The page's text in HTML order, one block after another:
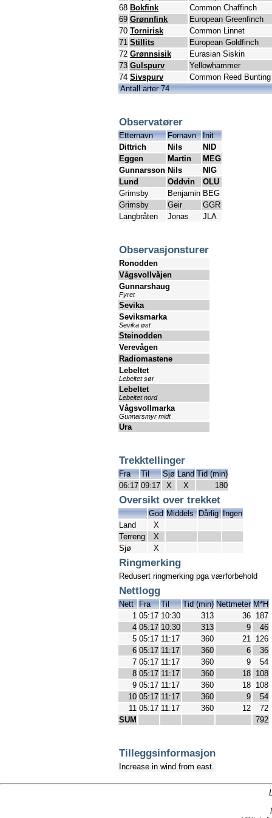
68 Bokfink
Common Chaffinch
69 Grønnfink
European Greenfinch
70 Tornirisk
Common Linnet
71 Stillits
European Goldfinch
72 Grønnsisik
Eurasian Siskin
73 Gulspurv
Yellowhammer
74 Sivspurv
Common Reed Bunting
Antall arter 74
Observatører
Etternavn Fornavn
Init
Dittrich
Nils
NID
Eggen
Martin
MEG
Gunnarsson Nils
NIG
Lund
Oddvin
OLU
Grimsby
Benjamin BEG
Grimsby
Geir
GGR
Langbråten
Jonas JLA
Observasjonsturer
Ronodden
Vågsvollvåjen
Gunnarshaug
Fyret
Sevika
Seviksmarka
Sevika øst
Steinodden
Verevågen
Radiomastene
Lebeltet
Lebeltet sør
Lebeltet
Lebeltet nord
Vågsvollmarka
Gunnarsmyr midt
Ura
Trekktellinger
Fra Til Sjø Land Tid (min)
06:17 09:17 X X 180
Oversikt over trekket
God Middels Dårlig Ingen
Land
X
Terreng
X
Sjø
X
Ringmerking
Redusert ringmerking pga værforbehold
Nettlogg
Nett Fra Til Tid (min) Nettmeter M*H
1 05:17 10:30 313 36 187
4 05:17 10:30 313 9
46
5 05:17 11:17 360 21 126
6 05:17 11:17 360 6
36
7 05:17 11:17 360 9
54
8 05:17 11:17 360 18 108
9 05:17 11:17 360 18 108
10 05:17 11:17 360 9
54
11 05:17 11:17 360 12
72
SUM
792
Tilleggsinformasjon
Increase in wind from east.